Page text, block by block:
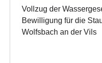
Vollzug der
Bewilligung für die
Wolfsbach an der Vils